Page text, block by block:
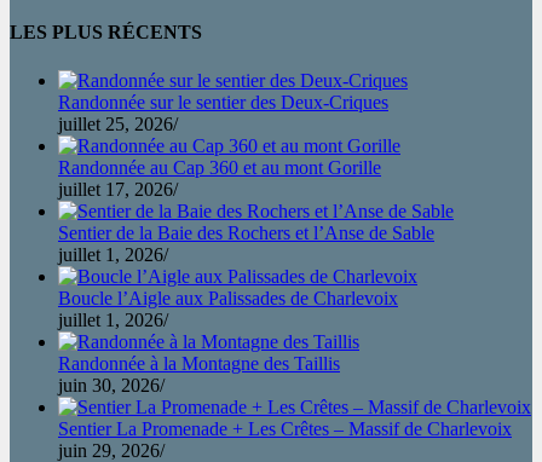
LES PLUS RÉCENTS
Randonnée sur le sentier des Deux-Criques
juillet 25, 2026/
Randonnée au Cap 360 et au mont Gorille
juillet 17, 2026/
Sentier de la Baie des Rochers et l’Anse de Sable
juillet 1, 2026/
Boucle l’Aigle aux Palissades de Charlevoix
juillet 1, 2026/
Randonnée à la Montagne des Taillis
juin 30, 2026/
Sentier La Promenade + Les Crêtes – Massif de Charlevoix
juin 29, 2026/